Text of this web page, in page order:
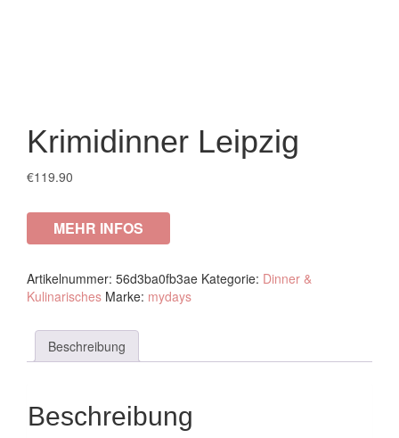
Krimidinner Leipzig
€119.90
MEHR INFOS
Artikelnummer: 56d3ba0fb3ae Kategorie: Dinner &
Kulinarisches Marke: mydays
Beschreibung
Beschreibung